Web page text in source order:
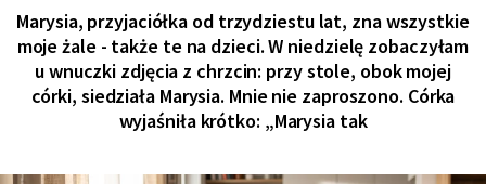
Marysia, przyjaciółka od trzydziestu lat, zna wszystkie
moje żale - także te na dzieci. W niedzielę zobaczyłam
u wnuczki zdjęcia z chrzcin: przy stole, obok mojej
córki, siedziała Marysia. Mnie nie zaproszono. Córka
wyjaśniła krótko: „Marysia tak